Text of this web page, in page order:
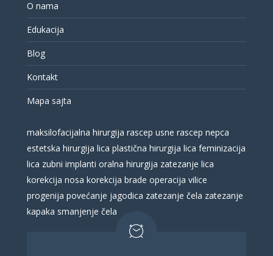
O nama
Edukacija
Blog
Kontakt
Mapa sajta
maksilofacijalna hirurgija rascep usne rascep nepca
estetska hirurgija lica plastična hirurgija lica feminizacija
lica zubni implanti oralna hirurgija zatezanje lica
korekcija nosa korekcija brade operacija vilice
progenija povećanje jagodica zatezanje čela zatezanje
kapaka smanjenje čela